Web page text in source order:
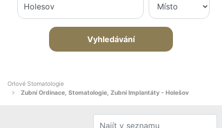
Vyhledávání
Orlové Stomatologie
Zubní Ordinace, Stomatologie, Zubní Implantáty - Holešov